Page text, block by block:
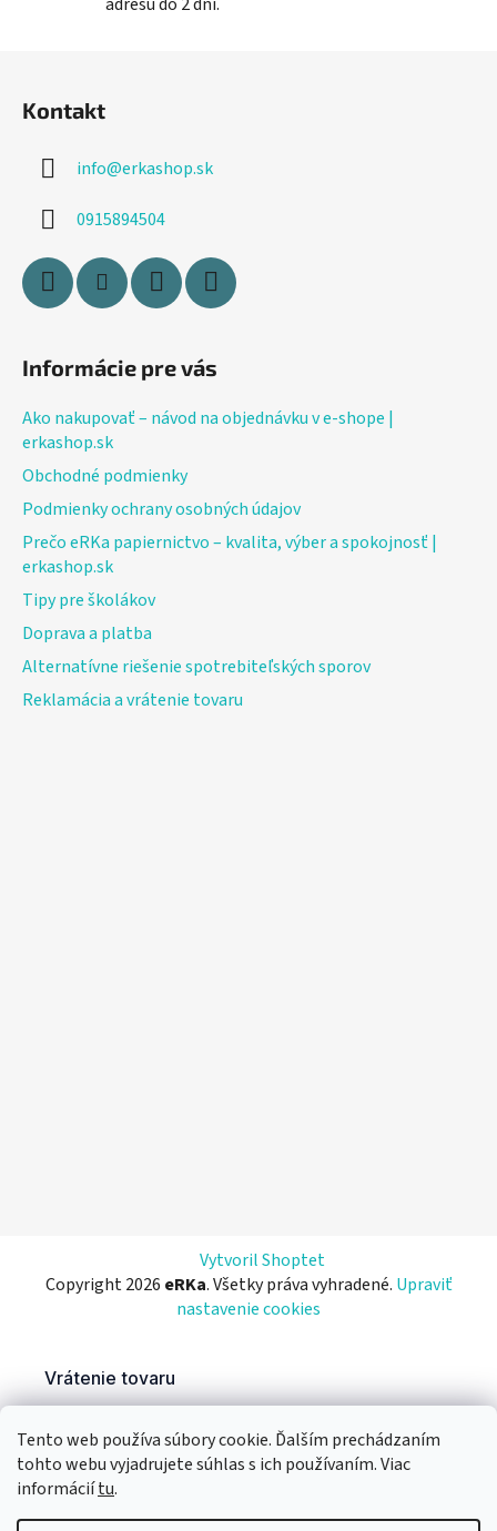
Tento web používa súbory cookie. Ďalším prechádzaním
tohto webu vyjadrujete súhlas s ich používaním. Viac
informáciítu.
Kontakt
info@erkashop.sk
0915894504
Informácie pre vás
Ako nakupovať – návod na objednávku v e-shope |
erkashop.sk
Obchodné podmienky
Podmienky ochrany osobných údajov
Prečo eRKa papiernictvo – kvalita, výber a spokojnosť |
erkashop.sk
Tipy pre školákov
Doprava a platba
Alternatívne riešenie spotrebiteľských sporov
Reklamácia a vrátenie tovaru
Vytvoril Shoptet
Copyright 2026 eRKa. Všetky práva vyhradené. Upraviť
nastavenie cookies